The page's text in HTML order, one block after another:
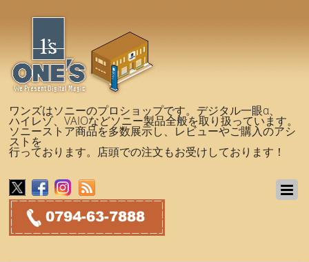
ワンズはソニーのプロショップです。デジタル一眼α、
ハイレゾ、VAIOなどソニー製品全般を取り扱っています。
ソニーストア商品を多数展示し、レビューやご購入のアシ
ストを
行っております。店頭での注文もお受けしております！